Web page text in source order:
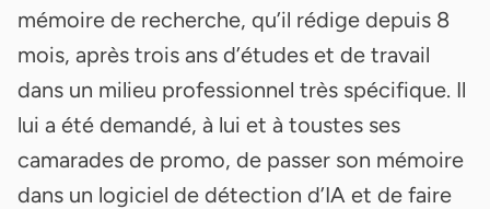
mémoire de recherche, qu’il rédige depuis 8
mois, après trois ans d’études et de travail
dans un milieu professionnel très spécifique. Il
lui a été demandé, à lui et à toustes ses
camarades de promo, de passer son mémoire
dans un logiciel de détection d’IA et de faire